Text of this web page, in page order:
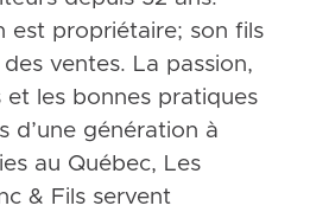
est propriétaire; son fils
ventes. La passion,
et les bonnes pratiques
d’une génération à
au Québec, Les
& Fils servent